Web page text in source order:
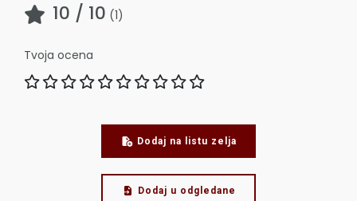
10 / 10 (1)
Tvoja ocena
Dodaj na listu zelja
Dodaj u odgledane